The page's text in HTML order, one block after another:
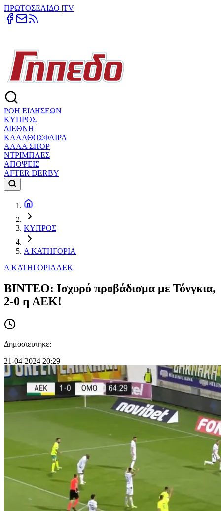
ΠΡΩΤΟΣΕΛΙΔΟ |TV
ΡΟΗ ΕΙΔΗΣΕΩΝ
ΚΥΠΡΟΣ
ΔΙΕΘΝΗ
ΚΑΛΑΘΟΣΦΑΙΡΑ
ΑΛΛΑ ΣΠΟΡ
ΝΤΡΙΜΠΛΕΣ
ΑΠΟΨΕΙΣ
AFTER DERBY
ΚΥΠΡΟΣ
Α ΚΑΤΗΓΟΡΙΑ
Α ΚΑΤΗΓΟΡΙΑΑΕΚ
ΒΙΝΤΕΟ: Ισχυρό προβάδισμα με Τόνγκια,
2-0 η ΑΕΚ!
Δημοσιευτηκε:
21-04-2024 20:29